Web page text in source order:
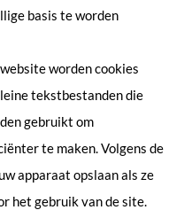
basis te worden
worden cookies
tekstbestanden die
gebruikt om
te maken. Volgens de
apparaat opslaan als ze
het gebruik van de site.